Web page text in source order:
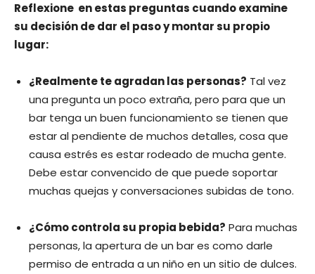
Reflexione en estas preguntas cuando examine
su decisión de dar el paso y montar su propio
lugar:
¿Realmente te agradan las personas? Tal vez
una pregunta un poco extraña, pero para que un
bar tenga un buen funcionamiento se tienen que
estar al pendiente de muchos detalles, cosa que
causa estrés es estar rodeado de mucha gente.
Debe estar convencido de que puede soportar
muchas quejas y conversaciones subidas de tono.
¿Cómo controla su propia bebida? Para muchas
personas, la apertura de un bar es como darle
permiso de entrada a un niño en un sitio de dulces.